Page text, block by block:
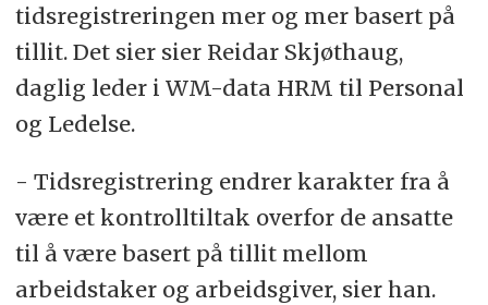
tidsregistreringen mer og mer basert på
tillit. Det sier sier Reidar Skjøthaug,
daglig leder i WM-data HRM til Personal
og Ledelse.
- Tidsregistrering endrer karakter fra å
være et kontrolltiltak overfor de ansatte
til å være basert på tillit mellom
arbeidstaker og arbeidsgiver, sier han.